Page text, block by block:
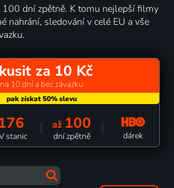
100 dní zpětně. K tomu nejlepší filmy
nahrání, sledování v celé EU a vše
za 10 Kč
na 10 dní a bez závazku
stanic
až 100
dní zpětně dárek